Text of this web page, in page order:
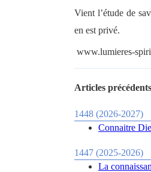
Vient l’étude de
en est privé.
www.lumieres-
Articles
1448 (2026-2027)
Connaitre
1447 (2025-2026)
La